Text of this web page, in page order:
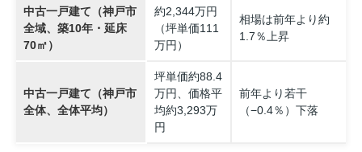
中古一戸建て（神戸市
全域、築10年・延床
70㎡）
約2,344万円
（坪単価111
万円）
相場は前年より約
1.7％上昇
中古一戸建て（神戸市
全体、全体平均）
坪単価約88.4
万円、価格平
均約3,293万
円
前年より若干
（−0.4％）下落